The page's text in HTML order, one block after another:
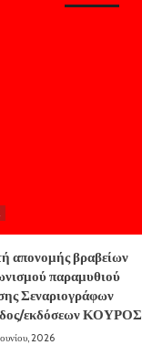
απονομής βραβείων
παραμυθιού
Σεναριογράφων
εκδόσεων ΚΟΥΡΟΣ
2026